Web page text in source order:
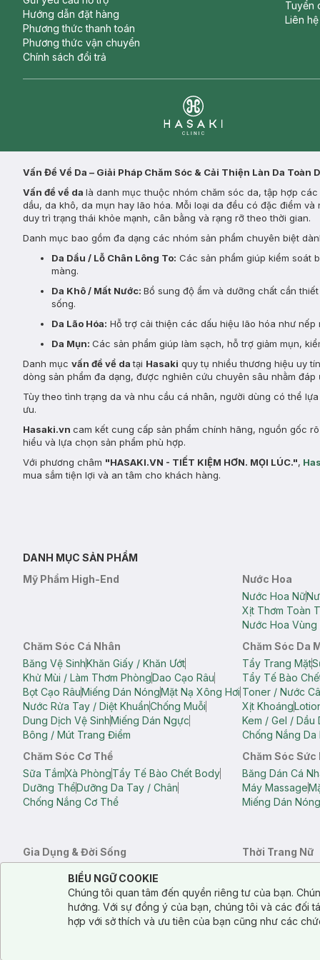
Hướng dẫn đặt hàng
Phương thức thanh toán
Phương thức vận chuyển
Chính sách đổi trả
Tuyển
Liên hệ
Vấn Đề Về Da – Giải Pháp Chăm Sóc & Cải Thiện Làn Da Toàn
Vấn đề về da là danh mục thuộc nhóm chăm sóc da, tập hợp
dầu, da khô, da mụn hay lão hóa. Mỗi loại da đều có đặc điểm
duy trì trạng thái khỏe mạnh, cân bằng và rạng rỡ theo thời gian.
Danh mục bao gồm đa dạng các nhóm sản phẩm chuyên biệt
Da Dầu / Lỗ Chân Lông To: Các sản phẩm giúp kiểm soát
màng.
Da Khô / Mất Nước: Bổ sung độ ẩm và dưỡng chất cần
sống.
Da Lão Hóa: Hỗ trợ cải thiện các dấu hiệu lão hóa như
Da Mụn: Các sản phẩm giúp làm sạch, hỗ trợ giảm mụn,
Danh mục vấn đề về datại Hasaki quy tụ nhiều thương hiệu uy
dòng sản phẩm đa dạng, được nghiên cứu chuyên sâu nhằm
Tùy theo tình trạng da và nhu cầu cá nhân, người dùng có thể
ưu.
Hasaki.vn cam kết cung cấp sản phẩm chính hãng, nguồn gốc
hiểu và lựa chọn sản phẩm phù hợp.
Với phương châm "HASAKI.VN - TIẾT KIỆM HƠN. MỌI LÚC.",
mua sắm tiện lợi và an tâm cho khách hàng.
DANH MỤC SẢN PHẨM
Mỹ Phẩm High-End
Nước Hoa
Nước Hoa Nữ
Xịt Thơm Toàn
Nước Hoa Vùng
Chăm Sóc Cá Nhân
Băng Vệ SinhKhăn Giấy / Khăn Ướt
Khử Mùi / Làm Thơm PhòngDao Cạo Râu
Bọt Cạo RâuMiếng Dán NóngMặt Nạ Xông Hơi
Nước Rửa Tay / Diệt KhuẩnChống Muỗi
Dung Dịch Vệ SinhMiếng Dán Ngực
Bông / Mút Trang Điểm
Chăm Sóc Da
Tẩy Trang Mặt
Tẩy Tế Bào
Toner / Nước
Xịt Khoáng
Kem / Gel / Dầu
Chống Nắng Da
Chăm Sóc Cơ Thể
Sữa TắmXà PhòngTẩy Tế Bào Chết Body
Dưỡng ThểDưỡng Da Tay / Chân
Chống Nắng Cơ Thể
Chăm Sóc Sức
Băng Dán Cá
Máy Massage
Miếng Dán Nóng
Gia Dụng & Đời Sống
Bông Tắm / Phụ Kiện Tắm
Phụ Kiện Điện Thoại Quạt Cầm Tay / Quạt Mini
Khử Mùi / Làm Thơm PhòngNước GiặtNước Xả
Thời Trang Nữ
Quần Lót Nữ
Túi Xách
Cookie Consent
Notice about cookies usage
BIỂU NGỮ COOKIE
Chúng tôi quan tâm đến quyền riêng tư của bạn.
hướng. Với sự đồng ý của bạn, chúng tôi và các đối
hợp với sở thích và ưu tiên của bạn cũng như các